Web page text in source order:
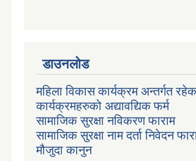
डाउनलोड
महिला विकास कार्यक्रम अन्तर्गत
कार्यक्रमहरुको अद्यावद्यिक फर्म
सामाजिक सुरक्षा नविकरण फाराम
सामाजिक सुरक्षा नाम दर्ता निवेदन
मौजुदा कानुन